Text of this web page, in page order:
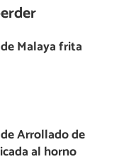
Malaya frita
Arrollado de
al horno